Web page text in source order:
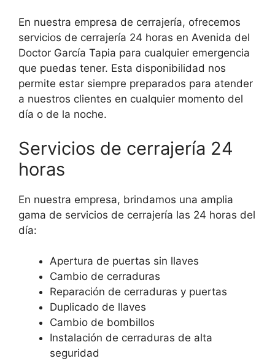
En nuestra empresa de cerrajería, ofrecemos
servicios de cerrajería 24 horas en Avenida del
Doctor García Tapia para cualquier emergencia
que puedas tener. Esta disponibilidad nos
permite estar siempre preparados para atender
a nuestros clientes en cualquier momento del
día o de la noche.
Servicios de cerrajería 24
horas
En nuestra empresa, brindamos una amplia
gama de servicios de cerrajería las 24 horas del
día:
Apertura de puertas sin llaves
Cambio de cerraduras
Reparación de cerraduras y puertas
Duplicado de llaves
Cambio de bombillos
Instalación de cerraduras de alta
seguridad